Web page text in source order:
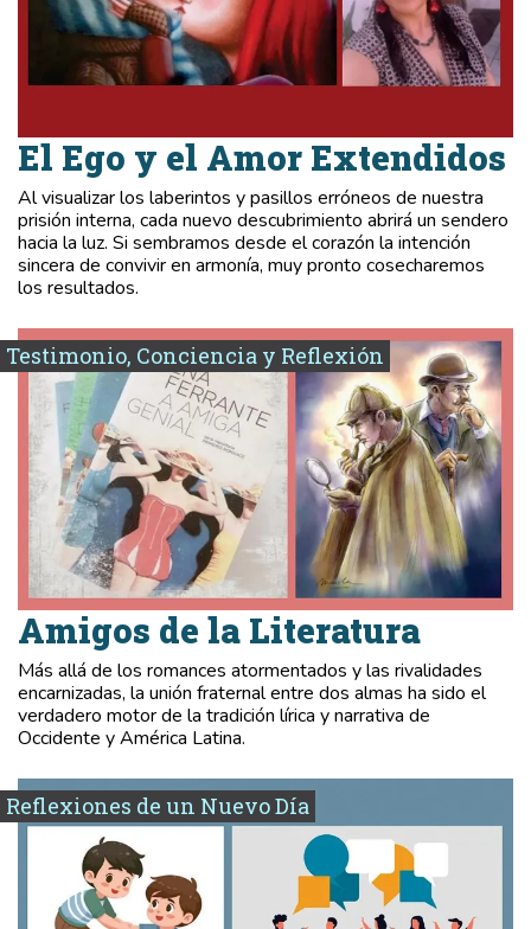
El Ego y el Amor Extendidos
Al visualizar los laberintos y pasillos erróneos de nuestra
prisión interna, cada nuevo descubrimiento abrirá un sendero
hacia la luz. Si sembramos desde el corazón la intención
sincera de convivir en armonía, muy pronto cosecharemos
los resultados.
Testimonio, Conciencia y Reflexión
Amigos de la Literatura
Más allá de los romances atormentados y las rivalidades
encarnizadas, la unión fraternal entre dos almas ha sido el
verdadero motor de la tradición lírica y narrativa de
Occidente y América Latina.
Reflexiones de un Nuevo Día